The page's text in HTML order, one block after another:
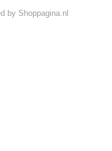
by Shoppagina.nl